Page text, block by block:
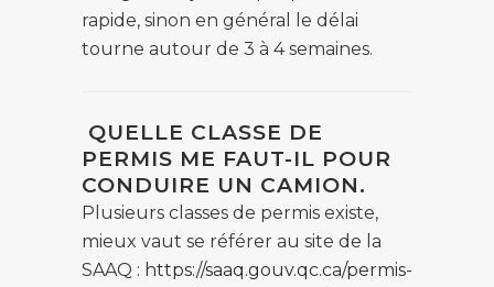
rapide, sinon en général le délai
tourne autour de 3 à 4 semaines.
QUELLE CLASSE DE
PERMIS ME FAUT-IL POUR
CONDUIRE UN CAMION.
Plusieurs classes de permis existe,
mieux vaut se référer au site de la
SAAQ : https://saaq.gouv.qc.ca/permis-